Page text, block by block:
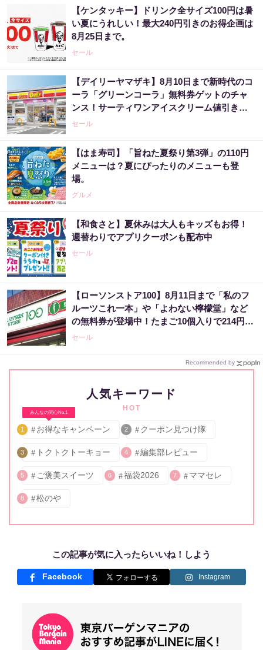
【ケンタッキー】ドリンク全サイズ100円は暑
い夏にうれしい！最大240円引きのお得企画は
8月25日まで。
セール
【デイリーヤマザキ】8月10日まで新時代のコ
ーラ「グリーンコーラ」無料券ゲットのチャ
ンス！サーティワンアイスクリーム値引きな
どお得企画も目白押し。
セール
【はま寿司】「旨ねた夏祭り第3弾」の110円
メニューは？夏にぴったりのメニューも登
場。
グルメ
【和食さと】夏休みは大人もキッズもお得！
週替わりでアプリクーポンも配布中
セール
【ローソンストア100】8月11日まで「私のフ
ルーツこれ一本」や「よわない檸檬堂」など
の無料券が登場中！たまご10個入りで214円な
どのお得企画も見逃せない。
セール
Recommended by
人気キーワード
HOT
みんなの関心No.1
1 お得なキャンペーン 2 クーポン見つけ隊
3 トクトクトーキョー 4 編集部レビュー
5 ご褒美スイーツ 6 福袋2026 7 ママセレ
8 松のや
この記事が気に入ったらいいね！しよう
Facebook Instagram